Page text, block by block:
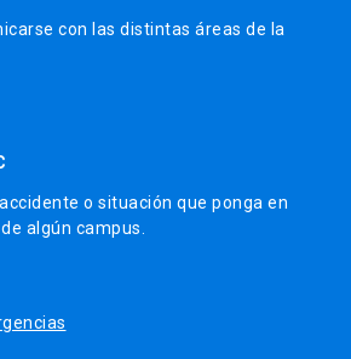
con las distintas áreas de la
o situación que ponga en
algún campus.